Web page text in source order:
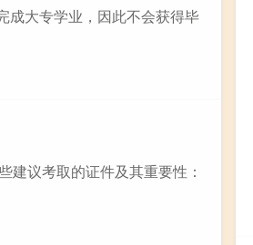
成大专学业，因此不会获得毕
建议考取的证件及其重要性：